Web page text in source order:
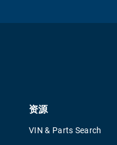
资源
VIN & Parts Search